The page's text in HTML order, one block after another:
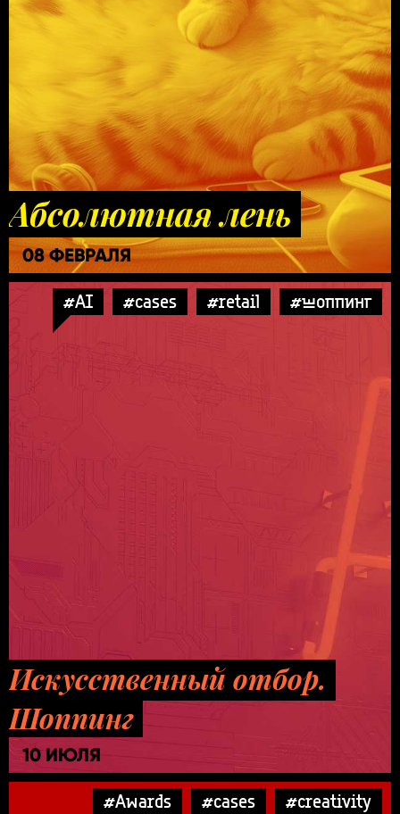
Абсолютная лень
08 ФЕВРАЛЯ
#AI #cases #retail #шоппинг
Искусственный отбор.
Шоппинг
10 ИЮЛЯ
#Awards #cases #creativity